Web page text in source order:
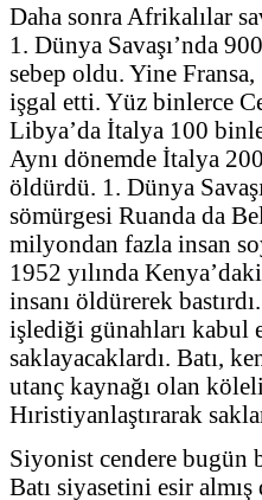
Daha sonra Afrikalılar
1. Dünya Savaşı’nda
sebep oldu. Yine
işgal etti. Yüz binlerce
Libya’da İtalya 100
Aynı dönemde İtalya
öldürdü. 1. Dünya
sömürgesi Ruanda da
milyondan fazla insan
1952 yılında
insanı öldürerek
işlediği günahları kabul
saklayacaklardı. Batı,
utanç kaynağı olan
Hıristiyanlaştırarak
Siyonist cendere bugün
Batı siyasetini esir